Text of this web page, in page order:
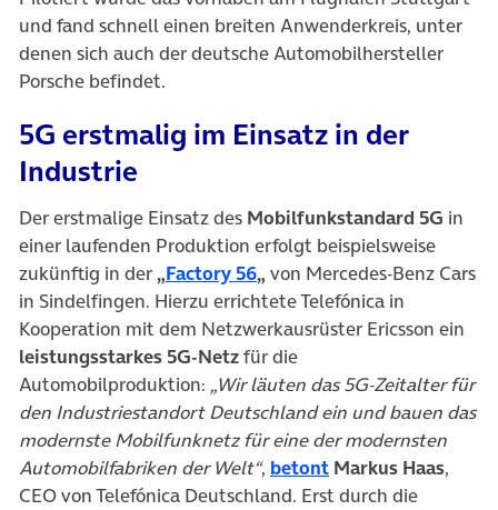
und fand schnell einen breiten Anwenderkreis, unter
denen sich auch der deutsche Automobilhersteller
Porsche befindet.
5G erstmalig im Einsatz in der
Industrie
Der erstmalige Einsatz des Mobilfunkstandard 5G in
einer laufenden Produktion erfolgt beispielsweise
zukünftig in der„Factory 56(öffnet in neuem Tab)
„ von Mercedes-Benz Cars
in Sindelfingen. Hierzu errichtete Telefónica in
Kooperation mit dem Netzwerkausrüster Ericsson ein
leistungsstarkes 5G-Netzfür die
Automobilproduktion: „Wir läuten das 5G-Zeitalter für
den Industriestandort Deutschland ein und bauen das
modernste Mobilfunknetz für eine der modernsten
Automobilfabriken der Welt“, betont(öffnet in neuem
Markus Haas,
CEO von Telefónica Deutschland. Erst durch die